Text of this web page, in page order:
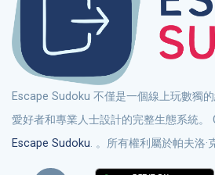
Escape Sudoku 不僅是一個線上玩數獨的網站，它還是一個為數獨
愛好者和專業人士設計的完整生態系統
Escape Sudoku. 。所有權利屬於帕夫洛·